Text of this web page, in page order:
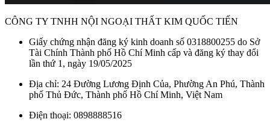
Tự động nhận diện đáy nồi:
Bếp chỉ hoạt động khi phát
hiện nồi có đáy nhiễm từ, giúp tối ưu hiệu suất nấu và tiết
kiệm điện năng. Đồng thời, nếu không có nồi hoặc nồi
không phù hợp, bếp sẽ tự động ngắt để đảm bảo an toàn.
Chức năng hẹn giờ:Người dùng có thể cài đặt thời gian
nấu phù hợp, bếp sẽ tự động tắt khi hết thời gian. Nhờ đó,
bạn có thể chủ động nấu ăn mà không lo quên tắt bếp, giúp
CÔNG TY TNHH NỘI NGOẠI THẤT KIM QUỐC TIẾN
Giấy chứng nhận đăng ký kinh doanh số 0318800255 do Sở
Tài Chính Thành phố Hồ Chí Minh cấp và đăng ký thay đổi
lần thứ 1, ngày 19/05/2025
Địa chỉ: 24 Đường Lương Định Của, Phường An Phú, Thành
phố Thủ Đức, Thành phố Hồ Chí Minh, Việt Nam
Điện thoại: 0898888516